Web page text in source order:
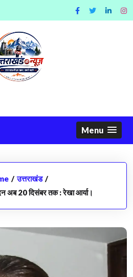
Menu
/ उत्तराखंड /
अब 20 दिसंबर तक : रेखा आर्या।